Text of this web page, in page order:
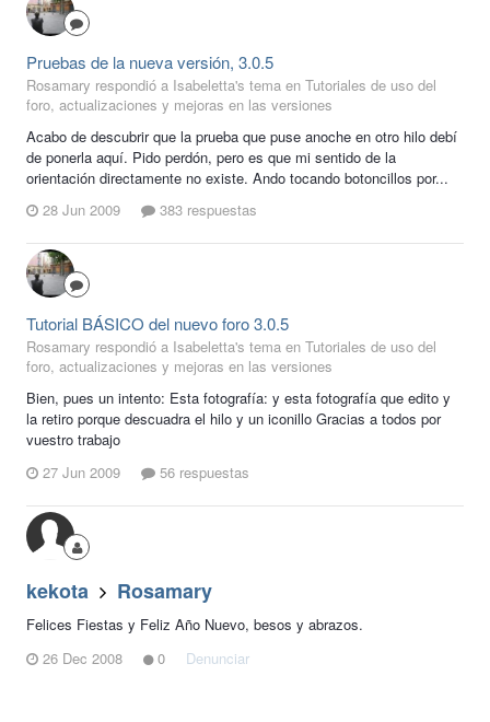
Pruebas de la nueva versión, 3.0.5
Rosamary respondió a Isabeletta's tema en Tutoriales de uso del
foro, actualizaciones y mejoras en las versiones
Acabo de descubrir que la prueba que puse anoche en otro hilo debí
de ponerla aquí. Pido perdón, pero es que mi sentido de la
orientación directamente no existe. Ando tocando botoncillos por...
28 Jun 2009
383 respuestas
Tutorial BÁSICO del nuevo foro 3.0.5
Rosamary respondió a Isabeletta's tema en Tutoriales de uso del
foro, actualizaciones y mejoras en las versiones
Bien, pues un intento: Esta fotografía: y esta fotografía que edito y
la retiro porque descuadra el hilo y un iconillo Gracias a todos por
vuestro trabajo
27 Jun 2009
56 respuestas
kekota Rosamary
Felices Fiestas y Feliz Año Nuevo, besos y abrazos.
26 Dec 2008
0 Denunciar